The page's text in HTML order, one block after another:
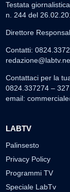
Testata
n. 244 del
Direttore
Contatti:
Contattaci per la
0824.337274 –
email:
LABTV
Palinsesto
Privacy Policy
Programmi TV
Speciale LabTv